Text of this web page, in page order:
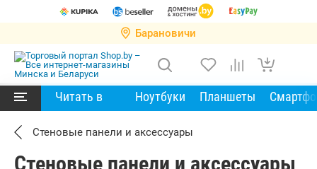
Барановичи
Читать в Ноутбуки Планшеты
Стеновые панели и аксессуары
Стеновые панели и аксессуары